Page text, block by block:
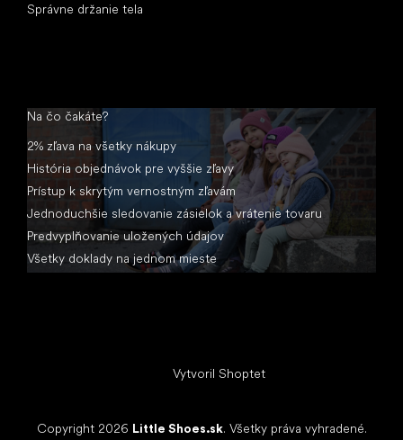
Správne držanie tela
Na čo čakáte?
2% zľava na všetky nákupy
História objednávok pre vyššie zľavy
Prístup k skrytým vernostným zľavám
Jednoduchšie sledovanie zásielok a vrátenie tovaru
Predvyplňovanie uložených údajov
Všetky doklady na jednom mieste
Vytvoril Shoptet
Copyright 2026 Little Shoes.sk. Všetky práva vyhradené.